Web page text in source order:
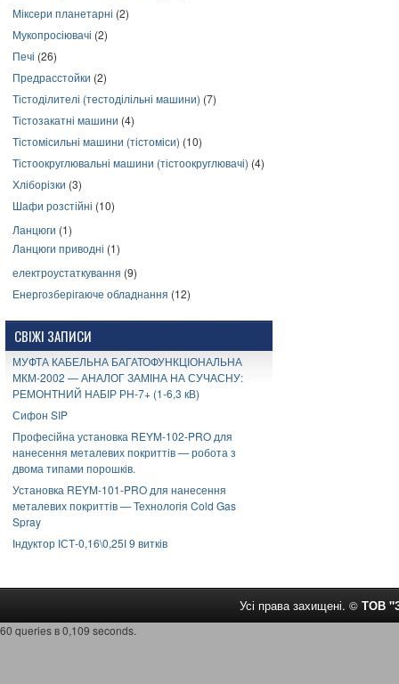
Міксери планетарні (2)
Мукопросіювачі (2)
Печі (26)
Предрасстойки (2)
Тістоділителі (тестоділільні машини) (7)
Тістозакатні машини (4)
Тістомісильні машини (тістоміси) (10)
Тістоокруглювальні машини (тістоокруглювачі) (4)
Хліборізки (3)
Шафи розстійні (10)
Ланцюги (1)
Ланцюги приводні (1)
електроустаткування (9)
Енергозберігаюче обладнання (12)
СВІЖІ ЗАПИСИ
МУФТА КАБЕЛЬНА БАГАТОФУНКЦІОНАЛЬНА
МКМ-2002 — АНАЛОГ ЗАМІНА НА СУЧАСНУ:
РЕМОНТНИЙ НАБІР РН-7+ (1-6,3 кВ)
Сифон SIP
Професійна установка REYM-102-PRO для
нанесення металевих покриттів — робота з
двома типами порошків.
Установка REYM-101-PRO для нанесення
металевих покриттів — Технологія Cold Gas
Spray
Індуктор ІСТ-0,16\0,25І 9 витків
Усі права захищені. © ТОВ
60 queries в 0,109 seconds.